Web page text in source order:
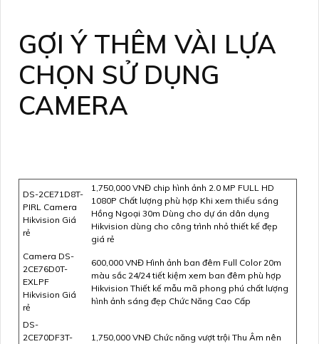
GỢI Ý THÊM VÀI LỰA
CHỌN SỬ DỤNG
CAMERA
DS-2CE71D8T-
PIRL Camera
Hikvision Giá
rẻ
1,750,000 VNĐ chip hình ảnh 2.0 MP FULL HD
1080P Chất lượng phù hợp Khi xem thiếu sáng
Hồng Ngoại 30m Dùng cho dự án dân dụng
Hikvision dùng cho công trình nhỏ thiết kế đẹp
giá rẻ
Camera DS-
2CE76D0T-
EXLPF
Hikvision Giá
rẻ
600,000 VNĐ Hình ảnh ban đêm Full Color 20m
màu sắc 24/24 tiết kiệm xem ban đêm phù hợp
Hikvision Thiết kế mẫu mã phong phú chất lượng
hình ảnh sáng đẹp Chức Năng Cao Cấp
DS-
2CE70DF3T-
1,750,000 VNĐ Chức năng vượt trội Thu Âm nên